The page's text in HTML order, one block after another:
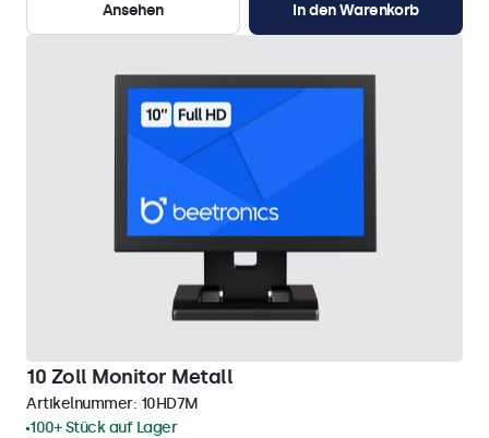
Ansehen
In den Warenkorb
10 Zoll Monitor Metall
Artikelnummer: 10HD7M
100+ Stück auf Lager